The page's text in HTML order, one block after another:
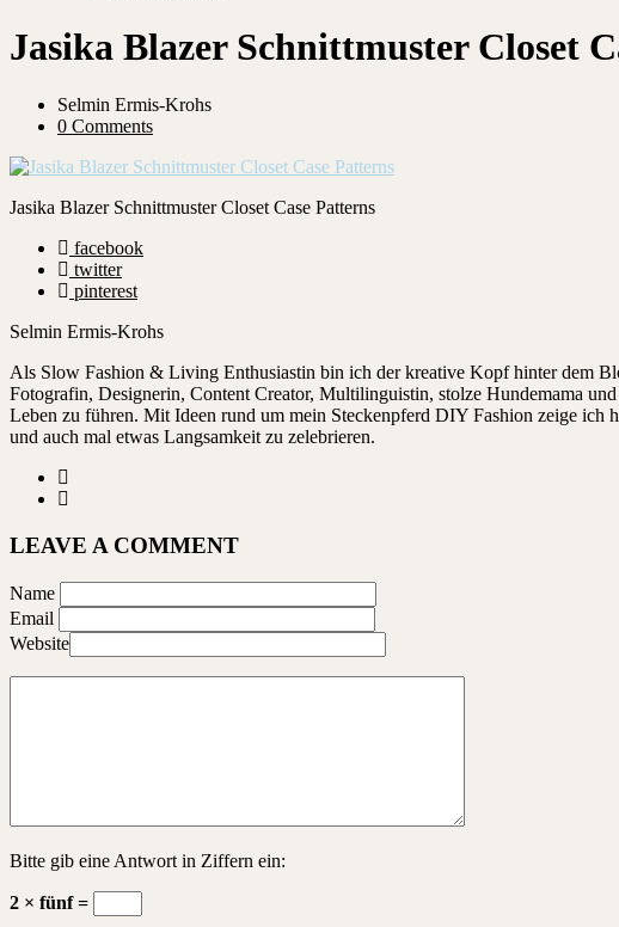
Jasika Blazer Schnittmuster Closet
Selmin Ermis-Krohs
0 Comments
Jasika Blazer Schnittmuster Closet Case Patterns
facebook
twitter
pinterest
Selmin Ermis-Krohs
Als Slow Fashion & Living Enthusiastin bin ich der kreative Kopf hinter dem
Fotografin, Designerin, Content Creator, Multilinguistin, stolze Hundemama
Leben zu führen. Mit Ideen rund um mein Steckenpferd DIY Fashion zeige ich
und auch mal etwas Langsamkeit zu zelebrieren.
LEAVE A COMMENT
Name
Email
Website
Bitte gib eine Antwort in Ziffern ein:
2 × fünf =